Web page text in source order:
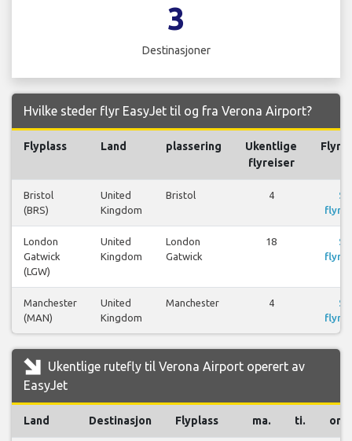
3
Destinasjoner
Hvilke steder flyr EasyJet til og fra Verona Airport?
Flyplass Land plassering
Ukentlige
flyreiser
Bristol
(BRS)
United
Kingdom
Bristol 4
Se
London
Gatwick
(LGW)
United
Kingdom
London
Gatwick
18
Se
Manchester
(MAN)
United
Kingdom
Manchester 4
Se
Ukentlige rutefly til Verona Airport operert av
EasyJet
Land Destinasjon Flyplass ma. ti. on.